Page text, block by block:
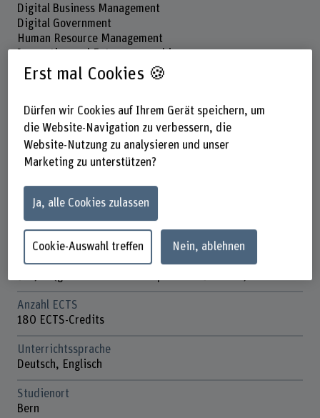
Digital Business Management
Digital Government
Human Resource Management
Innovation and Entrepreneurship
Sustainable Business
Global Management
Real Estate Management
Wirtschafts- & Digitalrecht
Studienform
Vollzeit (6 Semester), Teilzeit (8 Semester)
Studienbeginn
KW 38, mit einem Einführungstag in KW 37
Anmeldefrist
Wir haben noch freie Plätze.
Anzahl ECTS
180 ECTS-Credits
Unterrichtssprache
Deutsch, Englisch
Studienort
Bern
Erst mal Cookies 🍪
Dürfen wir Cookies auf Ihrem Gerät speichern, um
die Website-Navigation zu verbessern, die
Website-Nutzung zu analysieren und unser
Marketing zu unterstützen?
Ja, alle Cookies zulassen
Cookie-Auswahl treffen Nein, ablehnen